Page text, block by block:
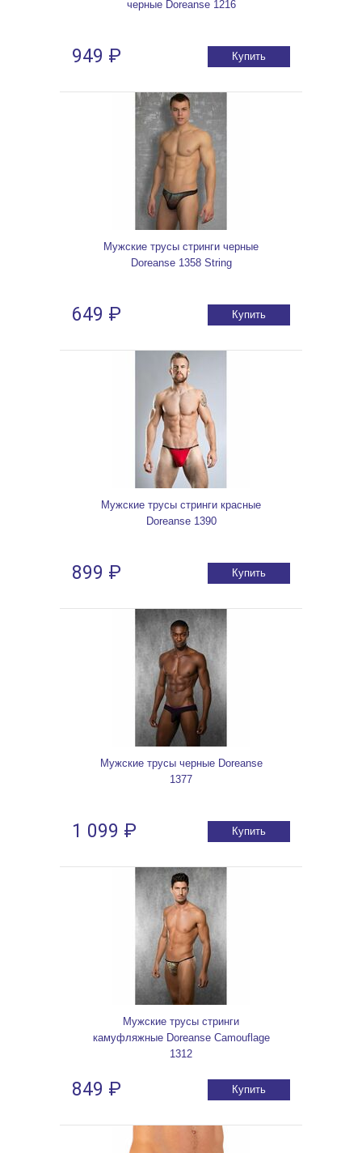
черные Doreanse 1216
949 ₽ Купить
Мужские трусы стринги черные
Doreanse 1358 String
649 ₽ Купить
Мужские трусы стринги красные
Doreanse 1390
899 ₽ Купить
Мужские трусы черные Doreanse
1377
1 099 ₽ Купить
Мужские трусы стринги
камуфляжные Doreanse Camouflage
1312
849 ₽ Купить